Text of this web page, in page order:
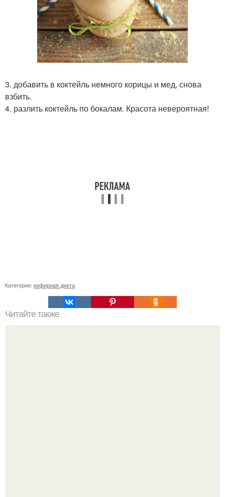
3. добавить в коктейль немного корицы и мед, снова
взбить.
4. разлить коктейль по бокалам. Красота невероятная!
Категории: кефирная диета
Читайте также